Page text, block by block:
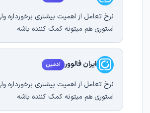
نرخ تعامل از اهمیت بیشتری برخورداره
استوری هم میتونه کمک کننده باشه
ایران فالوور ادمین
نرخ تعامل از اهمیت بیشتری برخورداره
استوری هم میتونه کمک کننده باشه